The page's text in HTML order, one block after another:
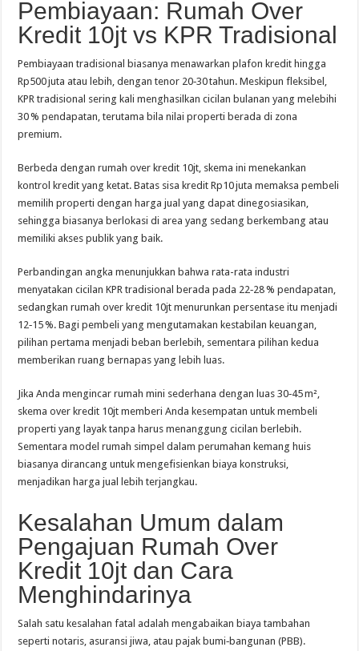
Pembiayaan: Rumah Over
Kredit 10jt vs KPR Tradisional
Pembiayaan tradisional biasanya menawarkan plafon kredit hingga
Rp500 juta atau lebih, dengan tenor 20‑30 tahun. Meskipun fleksibel,
KPR tradisional sering kali menghasilkan cicilan bulanan yang melebihi
30 % pendapatan, terutama bila nilai properti berada di zona
premium.
Berbeda dengan rumah over kredit 10jt, skema ini menekankan
kontrol kredit yang ketat. Batas sisa kredit Rp10 juta memaksa pembeli
memilih properti dengan harga jual yang dapat dinegosiasikan,
sehingga biasanya berlokasi di area yang sedang berkembang atau
memiliki akses publik yang baik.
Perbandingan angka menunjukkan bahwa rata-rata industri
menyatakan cicilan KPR tradisional berada pada 22‑28 % pendapatan,
sedangkan rumah over kredit 10jt menurunkan persentase itu menjadi
12‑15 %. Bagi pembeli yang mengutamakan kestabilan keuangan,
pilihan pertama menjadi beban berlebih, sementara pilihan kedua
memberikan ruang bernapas yang lebih luas.
Jika Anda mengincar rumah mini sederhana dengan luas 30‑45 m²,
skema over kredit 10jt memberi Anda kesempatan untuk membeli
properti yang layak tanpa harus menanggung cicilan berlebih.
Sementara model rumah simpel dalam perumahan kemang huis
biasanya dirancang untuk mengefisienkan biaya konstruksi,
menjadikan harga jual lebih terjangkau.
Kesalahan Umum dalam
Pengajuan Rumah Over
Kredit 10jt dan Cara
Menghindarinya
Salah satu kesalahan fatal adalah mengabaikan biaya tambahan
seperti notaris, asuransi jiwa, atau pajak bumi‑bangunan (PBB).